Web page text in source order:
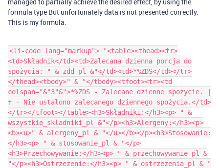
formula type But unfortunately data is not presented correctly.
This is my formula.
<li-code lang="markup"> "<table><thead><tr>
<td>Składnik</td><td>Zalecana dzienna porcja do
spożycia: " & zdd_pl &"</td><td>*%ZDS</td></tr>
</thead><tbody>" & "</tbody><tfoot><tr><td
colspan="&"3"&">*%ZDS - Zalecane dzienne spożycie. |
† - Nie ustalono zalecanego dziennego spożycia.</td>
</tr></tfoot></table><h3>Składniki:</h3><p> " &
wszystkie_skladniki_pl &"</p><h3>Alergeny:</h3><p>
<b><u>" & alergeny_pl & "</u></b></p><h3>Stosowanie:
</h3><p> " & stosowanie_pl & "</p>
<h3>Przechowywanie:</h3><p> " & przechowywanie_pl &
"</p><h3>Ostrzeżenie:</h3><p> " & ostrzezenia_pl & "